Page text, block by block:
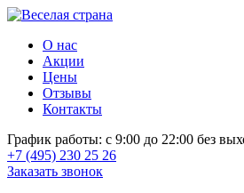
О нас
Акции
Цены
Отзывы
Контакты
График работы: с 9:00 до 22:00 без
+7 (495) 230 25 26
Заказать звонок